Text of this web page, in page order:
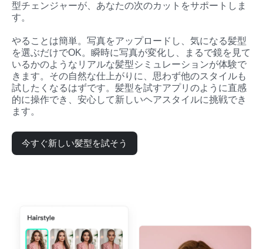
型チェンジャーが、あなたの次のカットをサポートしま
す。
やることは簡単。写真をアップロードし、気になる髪型
を選ぶだけでOK。瞬時に写真が変化し、まるで鏡を見て
いるかのようなリアルな髪型シミュレーションが体験で
きます。その自然な仕上がりに、思わず他のスタイルも
試したくなるはずです。髪型を試すアプリのように直感
的に操作でき、安心して新しいヘアスタイルに挑戦でき
ます。
今すぐ新しい髪型を試そう